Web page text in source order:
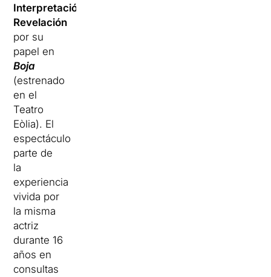
Interpretación
Revelación
por su
papel en
Boja
(estrenado
en el
Teatro
Eòlia). El
espectáculo
parte de
la
experiencia
vivida por
la misma
actriz
durante 16
años en
consultas